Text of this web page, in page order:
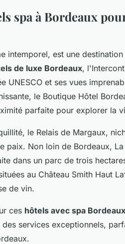
spa à Bordeaux
intemporel, est une
de luxe Bordeaux,
UNESCO et ses vues
le Boutique Hôtel
parfaite pour explorer la
le Relais de Margaux,
paix. Non loin de Bordeaux, La
dans un parc de trois
au Château Smith Haut
de vin.
ces hôtels avec spa Bordeaux
services exceptionnels,